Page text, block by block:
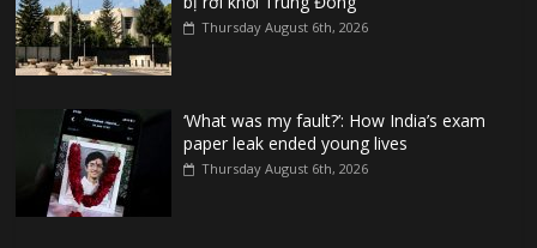
Thursday August 6th, 2026
‘What was my fault?’: How India’s exam
paper leak ended young lives
Thursday August 6th, 2026